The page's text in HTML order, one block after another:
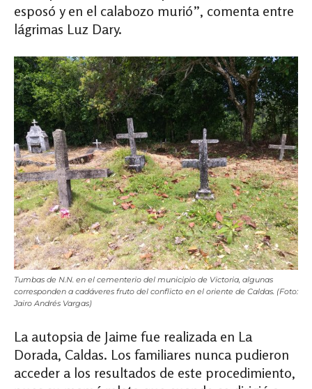
esposó y en el calabozo murió”, comenta entre
lágrimas Luz Dary.
Tumbas de N.N. en el cementerio del municipio de Victoria, algunas
corresponden a cadáveres fruto del conflicto en el oriente de Caldas. (Foto:
Jairo Andrés Vargas)
La autopsia de Jaime fue realizada en La
Dorada, Caldas. Los familiares nunca pudieron
acceder a los resultados de este procedimiento,